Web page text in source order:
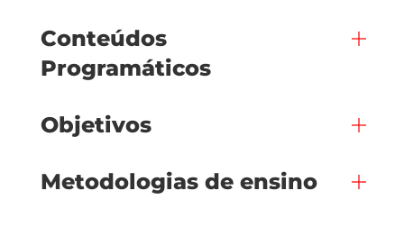
Conteúdos
Programáticos
Objetivos
Metodologias de ensino